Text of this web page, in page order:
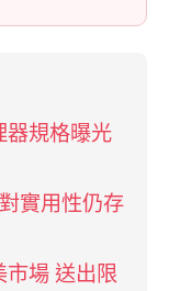
器規格曝光
實用性仍存
市場 送出限